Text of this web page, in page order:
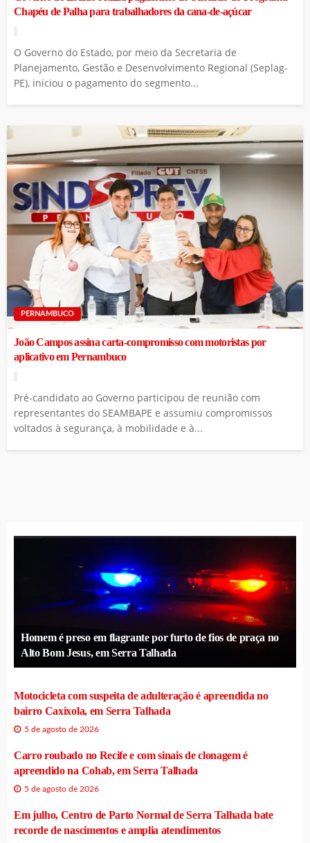
Chapéu de Palha para trabalhadores da cana-de-açúcar
O Governo do Estado, por meio da Secretaria de
Planejamento, Gestão e Desenvolvimento Regional (Seplag-
PE), iniciou o pagamento do segmento...
PERNAMBUCO
João Campos assina carta-compromisso com motoristas por
aplicativo em Pernambuco
Pré-candidato ao Governo participou de reunião com
representantes do SEAMBAPE e assumiu compromissos
voltados à segurança, à mobilidade e à...
Homem é preso em flagrante por furto de fios de praça no
Alto Bom Jesus, em Serra Talhada
Motocicleta com suspeita de adulteração é apreendida no
bairro Caxixola, em Serra Talhada
5 de agosto de 2026
Carro roubado no Recife e com sinais de clonagem é
apreendido na Cohab, em Serra Talhada
5 de agosto de 2026
Em julho, Centro de Parto Normal de Serra Talhada bate
recorde de nascimentos e amplia atendimentos